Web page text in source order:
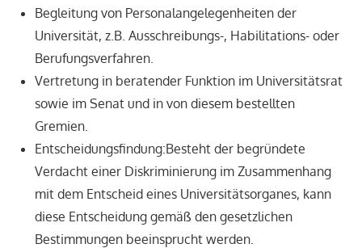
Begleitung von Personalangelegenheiten der
Universität, z.B. Ausschreibungs-, Habilitations- oder
Berufungsverfahren.
Vertretung in beratender Funktion im Universitätsrat
sowie im Senat und in von diesem bestellten
Gremien.
Entscheidungsfindung:Besteht der begründete
Verdacht einer Diskriminierung im Zusammenhang
mit dem Entscheid eines Universitätsorganes, kann
diese Entscheidung gemäß den gesetzlichen
Bestimmungen beeinsprucht werden.